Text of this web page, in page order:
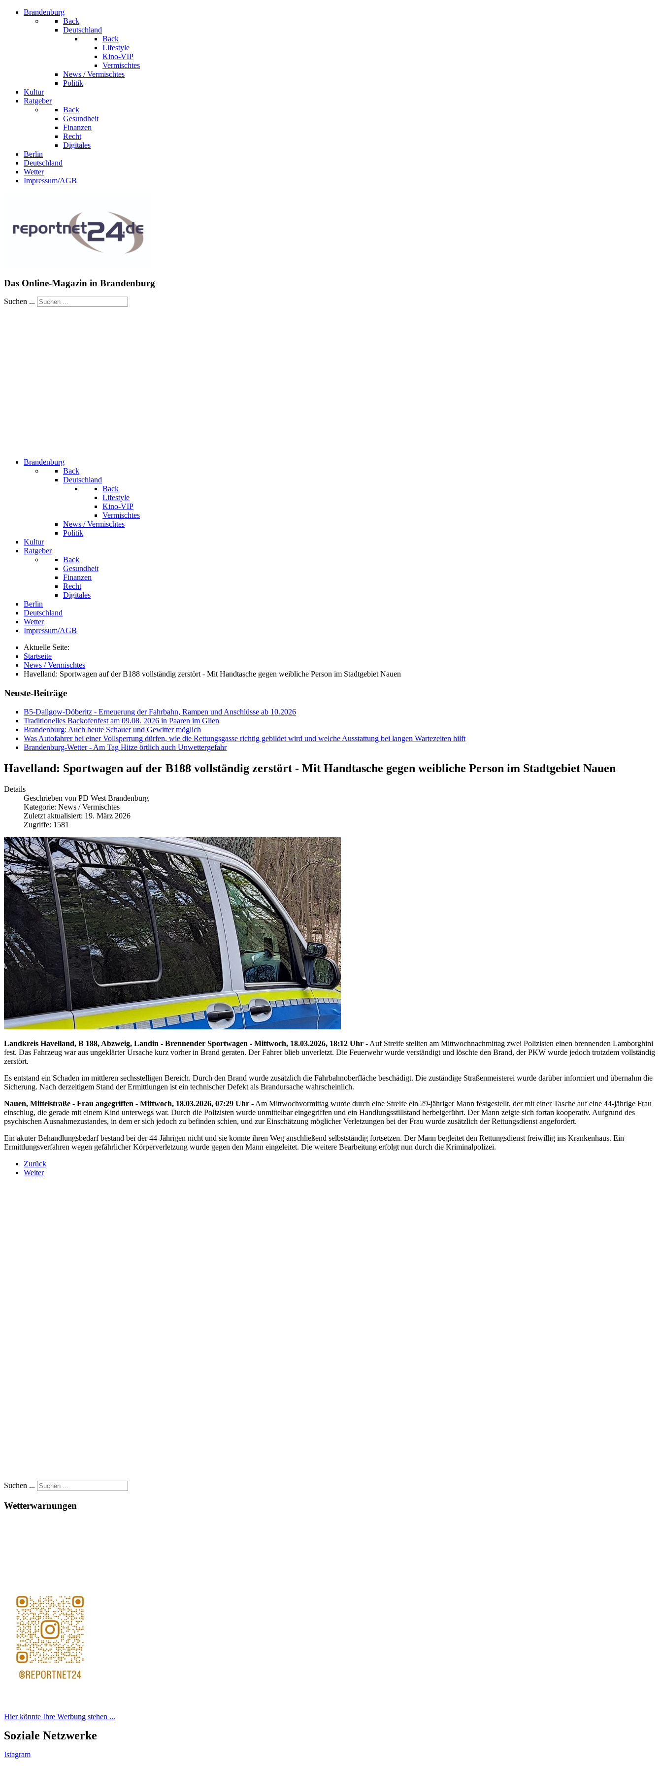
Brandenburg
Back
Deutschland
Back
Lifestyle
Kino-VIP
Vermischtes
News / Vermischtes
Politik
Kultur
Ratgeber
Back
Gesundheit
Finanzen
Recht
Digitales
Berlin
Deutschland
Wetter
Impressum/AGB
Das Online-Magazin in Brandenburg
Suchen ...
Brandenburg
Back
Deutschland
Back
Lifestyle
Kino-VIP
Vermischtes
News / Vermischtes
Politik
Kultur
Ratgeber
Back
Gesundheit
Finanzen
Recht
Digitales
Berlin
Deutschland
Wetter
Impressum/AGB
Aktuelle Seite:
Startseite
News / Vermischtes
Havelland: Sportwagen auf der B188 vollständig zerstört - Mit Handtasche gegen weibliche Person im Stadtgebiet Nauen
Neuste-Beiträge
B5-Dallgow-Döberitz - Erneuerung der Fahrbahn, Rampen und Anschlüsse ab 10.2026
Traditionelles Backofenfest am 09.08. 2026 in Paaren im Glien
Brandenburg: Auch heute Schauer und Gewitter möglich
Was Autofahrer bei einer Vollsperrung dürfen, wie die Rettungsgasse richtig gebildet wird und welche Ausstattung bei langen Wartezeiten hilft
Brandenburg-Wetter - Am Tag Hitze örtlich auch Unwettergefahr
Havelland: Sportwagen auf der B188 vollständig zerstört - Mit Handtasche gegen weibliche Person im Stadtgebiet Nauen
Details
Geschrieben von PD West Brandenburg
Kategorie: News / Vermischtes
Zuletzt aktualisiert: 19. März 2026
Zugriffe: 1581
Landkreis Havelland, B 188, Abzweig, Landin - Brennender Sportwagen - Mittwoch, 18.03.2026, 18:12 Uhr - Auf Streife stellten am Mittwochnachmittag zwei Polizisten einen brennenden Lamborghini
fest. Das Fahrzeug war aus ungeklärter Ursache kurz vorher in Brand geraten. Der Fahrer blieb unverletzt. Die Feuerwehr wurde verständigt und löschte den Brand, der PKW wurde jedoch trotzdem vollständig
zerstört.
Es entstand ein Schaden im mittleren sechsstelligen Bereich. Durch den Brand wurde zusätzlich die Fahrbahnoberfläche beschädigt. Die zuständige Straßenmeisterei wurde darüber informiert und übernahm die
Sicherung. Nach derzeitigem Stand der Ermittlungen ist ein technischer Defekt als Brandursache wahrscheinlich.
Nauen, Mittelstraße - Frau angegriffen - Mittwoch, 18.03.2026, 07:29 Uhr - Am Mittwochvormittag wurde durch eine Streife ein 29-jähriger Mann festgestellt, der mit einer Tasche auf eine 44-jährige Frau
einschlug, die gerade mit einem Kind unterwegs war. Durch die Polizisten wurde unmittelbar eingegriffen und ein Handlungsstillstand herbeigeführt. Der Mann zeigte sich fortan kooperativ. Aufgrund des
psychischen Ausnahmezustandes, in dem er sich jedoch zu befinden schien, und zur Einschätzung möglicher Verletzungen bei der Frau wurde zusätzlich der Rettungsdienst angefordert.
Ein akuter Behandlungsbedarf bestand bei der 44-Jährigen nicht und sie konnte ihren Weg anschließend selbstständig fortsetzen. Der Mann begleitet den Rettungsdienst freiwillig ins Krankenhaus. Ein
Ermittlungsverfahren wegen gefährlicher Körperverletzung wurde gegen den Mann eingeleitet. Die weitere Bearbeitung erfolgt nun durch die Kriminalpolizei.
Zurück
Weiter
Suchen ...
Wetterwarnungen
Hier könnte Ihre Werbung stehen ...
Soziale Netzwerke
Istagram